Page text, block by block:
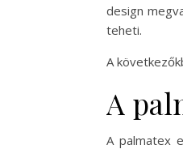
design
teheti.
A
A
A palmatex